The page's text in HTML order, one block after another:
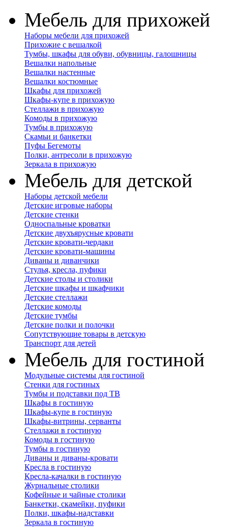
Мебель для прихожей
Наборы мебели для прихожей
Прихожие с вешалкой
Тумбы, шкафы для обуви, обувницы, галошницы
Вешалки напольные
Вешалки настенные
Вешалки костюмные
Шкафы для прихожей
Шкафы-купе в прихожую
Стеллажи в прихожую
Комоды в прихожую
Тумбы в прихожую
Скамьи и банкетки
Пуфы Бегемоты
Полки, антресоли в прихожую
Зеркала в прихожую
Мебель для детской
Наборы детской мебели
Детские игровые наборы
Детские стенки
Односпальные кроватки
Детские двухъярусные кровати
Детские кровати-чердаки
Детские кровати-машины
Диваны и диванчики
Стулья, кресла, пуфики
Детские столы и столики
Детские шкафы и шкафчики
Детские стеллажи
Детские комоды
Детские тумбы
Детские полки и полочки
Сопутствующие товары в детскую
Транспорт для детей
Мебель для гостиной
Модульные системы для гостиной
Стенки для гостиных
Тумбы и подставки под ТВ
Шкафы в гостиную
Шкафы-купе в гостиную
Шкафы-витрины, серванты
Стеллажи в гостиную
Комоды в гостиную
Тумбы в гостиную
Диваны и диваны-кровати
Кресла в гостиную
Кресла-качалки в гостиную
Журнальные столики
Кофейные и чайные столики
Банкетки, скамейки, пуфики
Полки, шкафы-надставки
Зеркала в гостиную